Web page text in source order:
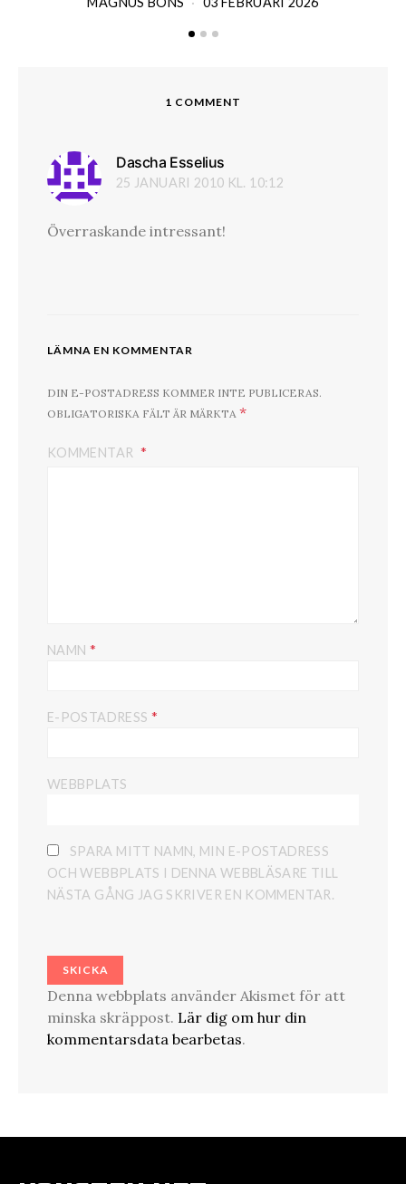
1 COMMENT
Dascha Esselius
25 JANUARI 2010 KL. 10:12
Överraskande intressant!
LÄMNA EN KOMMENTAR
DIN E-POSTADRESS KOMMER INTE PUBLICERAS.
OBLIGATORISKA FÄLT ÄR MÄRKTA *
KOMMENTAR
NAMN *
E-POSTADRESS *
WEBBPLATS
SPARA MITT NAMN, MIN E-POSTADRESS
OCH WEBBPLATS I DENNA WEBBLÄSARE TILL
NÄSTA GÅNG JAG SKRIVER EN KOMMENTAR.
Denna webbplats använder Akismet för att
minska skräppost. Lär dig om hur din
kommentarsdata bearbetas.